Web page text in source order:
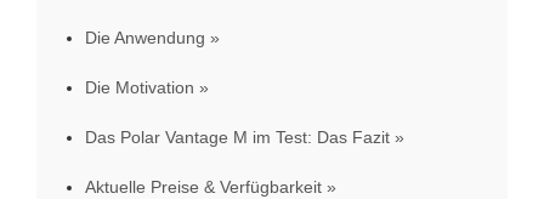
Die Anwendung
Die Motivation
Das Polar Vantage M im Test: Das Fazit
Aktuelle Preise & Verfügbarkeit